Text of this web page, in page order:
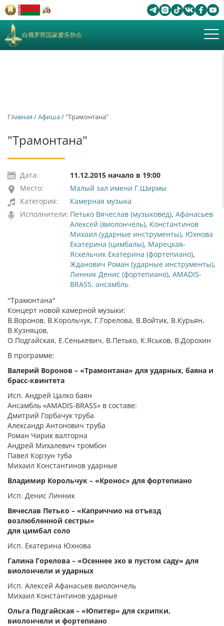
白俄罗斯国家爱乐协会
Главная /Афиша/ "Трамонтана"
"Трамонтана"
Дата:
11.12.2015 начало в 19:00
Место:
Малый зал имени Г.Ширмы
Категория:
Камерная музыка
Исполнители: Петько Вячеслав (музыковед), Афанасьев
Алексей (виолончель), Константинов
Михаил (ударные инструменты), Юхнова
Екатерина (цимбалы), Марецкая-
Яскельчик Екатерина (фортепиано),
Жданович Роман (ударные инструменты),
Линник Денис (фортепиано), AMADIS-
BRASS, ансамбль
"Трамонтана"
Концерт новой камерной музыки:
В.Воронов, В.Корольчук, Г.Горелова, В.Войтик, В.Курьян,
В.Кузняцов,
О.Подгайская, Е.Сенькевич, В.Петько, К.Яськов, В.Дорохин
В программе:
Валерий Воронов – «Трамонтана» для ударных, баяна и
брасс-квинтета
Исп. Андрей Цалко баян
Ансамбль «AMADIS-BRASS» в составе:
Дмитрий Горбачук труба
Александр Антонович труба
Роман Чирик валторна
Андрей Михалевич тромбон
Павел Корзун туба
Михаил Константинов ударные
Владимир Корольчук – «Кронос» для фортепиано
Исп. Денис Линник
Вячеслав Петько – «Каприччио на отъезд
возлюбленной сестры»
для цимбал соло
Исп. Екатерина Юхнова
Галина Горелова – «Осеннее эхо в пустом саду» для
виолончели и ударных
Исп. Алексей Афанасьев виолончель
Михаил Константинов ударные
Ольга Подгайская – «Юпитер» для скрипки,
виолончели и фортепиано